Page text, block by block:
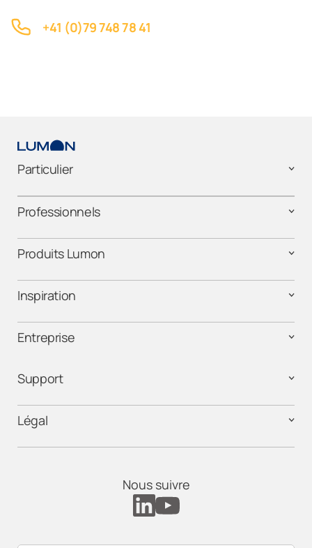
+41 (0)79 748 78 41
Particulier
Professionnels
Produits Lumon
Inspiration
Entreprise
Support
Légal
Nous suivre